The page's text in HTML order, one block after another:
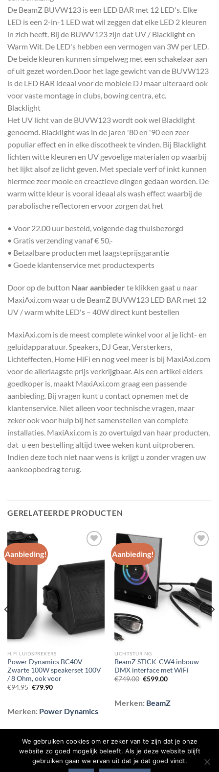
De BeamZ BUVW123 is een LED BAR met 12 LED's. Elke
LED is een 2-in-1 LED wat wil zeggen dat elke LED 2 kleuren
in zich heeft. Bij de BUWV123 zijn dat UV / Blacklight en
Warm Wit. De LED's hebben een vermogen van 3W per LED.
De beide kleuren kunnen simpelweg met een schakelaar aan
of uit gezet worden.Door het lage gewicht van de BUVW123
is de LED BAR ideaal voor de mobiele DJ maar uiteraard ook
voor vaste montage in clubs, bowing centra, etc.
Blacklight
Het UV licht van de BUVW123 wordt ook wel Blacklight
genoemd. Blacklight was in de jaren '80 en '90 een zeer
populiar effect en in elke discotheek te vinden. Bij Blacklight
lichten witte kleuren en UV gevoelige materialen op waarbij
het lijkt alsof ze licht geven. Met speciale verf of inkt kunnen
hiermee zeer mooie en creactieve dingen gedaan worden. De
warm witte kleur is vooral ideaal als wash effect waarbij de
parabolische reflectoren ervoor zorgen dat het
• Voor 22.00 uur besteld, volgende dag thuisbezorgd
• Gratis verzending vanaf € 50,-
• Betaalbare producten met laagsteprijsgarantie
• Goede klantenservice met productexperts
Door op de button Naar aanbieder te klikken gaat u naar
MaxiAxi.com waar u de BeamZ BUVW123 LED BAR met 12
UV / warm white LED's – 40W direct kunt bestellen
MaxiAxi.com is de meest complete winkel voor al je licht- en
geluidapparatuur. Speakers, DJ Gear, Versterkers,
Lichteffecten, Home HiFi en nog veel meer is bij MaxiAxi.com
voor de allerlaagste prijs verkrijgbaar. Als een artikel elders
goedkoper is, maakt MaxiAxi.com graag een passende
aanbieding. Bij vragen kunt u contact opnemen met de
klantenservice. Niet alleen voor technische vragen, maar
zeker ook voor hulp bij het samenstellen van complete
installaties. MaxiAxi.com is zo overtuigd van haar producten,
dat u een bestelling altijd twee weken kunt uitproberen.
Indien deze toch niet naar wens is krijgt u zonder vragen uw
aankoopbedrag terug.
GERELATEERDE PRODUCTEN
Aanbieding!
Toevoegen
aan
wenslijst
HIFI LUIDSPREKERS
Power Dynamics BC40V
Zwarte 100W speakerset 100V
/ 8 Ohm, ook voor
€94.95 Oorspronkelijke
€79.90Huidige
Merken: Power Dynamics
Aanbieding!
wenslijst
LICHTSTURING
BeamZ STICK-CW4 inbouw
DMX interface met WiFi
€749.00 Oorspronkelijke
€599.00Huidige
Merken: BeamZ
CONTACT OVER ONS VEELGESTELDE VRAGEN
We gebruiken cookies om er zeker van te zijn dat je onze
website zo goed mogelijk beleeft. Als je deze website blijft
gebruiken gaan we ervan uit dat je dat goed vindt.